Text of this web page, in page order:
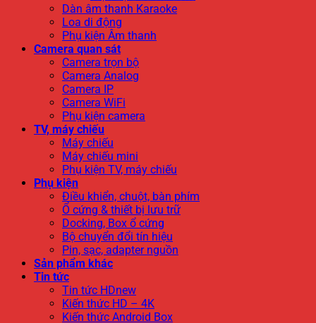
Dàn âm thanh Karaoke
Loa di động
Phụ kiện Âm thanh
Camera quan sát
Camera trọn bộ
Camera Analog
Camera IP
Camera WiFi
Phụ kiện camera
TV, máy chiếu
Máy chiếu
Máy chiếu mini
Phụ kiện TV, máy chiếu
Phụ kiện
Điều khiển, chuột, bàn phím
Ổ cứng & thiết bị lưu trữ
Docking, Box ổ cứng
Bộ chuyển đổi tín hiệu
Pin, sạc, adapter nguồn
Sản phẩm khác
Tin tức
Tin tức HDnew
Kiến thức HD – 4K
Kiến thức Android Box